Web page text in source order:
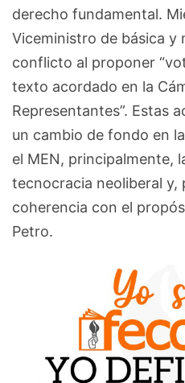
derecho fundamental.
Viceministro de básica y
conflicto al proponer
texto acordado en la
Representantes”. Estas
un cambio de fondo en
el MEN, principalmente,
tecnocracia neoliberal y,
coherencia con el
Petro.